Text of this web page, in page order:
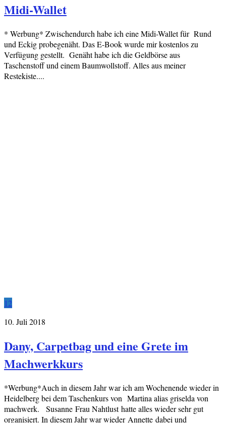
Midi-Wallet
* Werbung* Zwischendurch habe ich eine Midi-Wallet für Rund
und Eckig probegenäht. Das E-Book wurde mir kostenlos zu
Verfügung gestellt. Genäht habe ich die Geldbörse aus
Taschenstoff und einem Baumwollstoff. Alles aus meiner
Restekiste....
12
10. Juli 2018
Dany, Carpetbag und eine Grete im
Machwerkkurs
*Werbung*Auch in diesem Jahr war ich am Wochenende wieder in
Heidelberg bei dem Taschenkurs von Martina alias griselda von
machwerk. Susanne Frau Nahtlust hatte alles wieder sehr gut
organisiert. In diesem Jahr war wieder Annette dabei und